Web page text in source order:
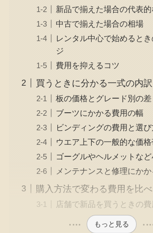
新品で揃えた場合の代表
中古で揃えた場合の相場
レンタル中心で始めると
ジ
費用を抑えるコツ
買うときに分かる一式の内
板の価格とグレード別の差
ブーツにかかる費用の幅
ビンディングの費用と選
ウエア上下の一般的な価格
ゴーグルやヘルメットな
メンテナンスと修理にか
購入方法で変わる費用を比
店舗で新品を買うときの費
もっと見る